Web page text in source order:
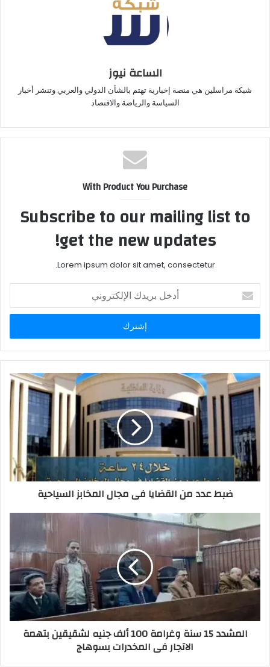
الساعة نيوز
شبكة مراسلين هي منصة إخبارية تهتم بالشأن الدولي والعربي وتنشر أخبار
السياسة والرياضة والاقتصاد
With Product You Purchase
Subscribe to our mailing list to
get the new updates!
Lorem ipsum dolor sit amet, consectetur.
أدخل
بريدك
الإلكتروني
ضبط عدد من القضايا فى مجال المخابز السياحية
المشدد 15 سنة وغرامة 100 ألف جنيه لشقيقين بتهمة
الاتجار فى المخدرات بسوهاج